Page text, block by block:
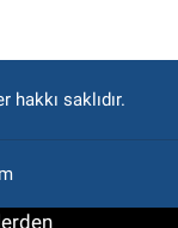
saklıdır.